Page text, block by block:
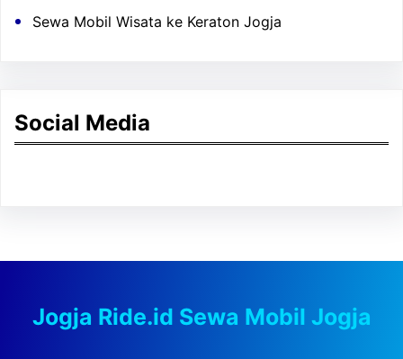
Sewa Mobil Wisata ke Keraton Jogja
Social Media
Jogja Ride.id Sewa Mobil Jogja